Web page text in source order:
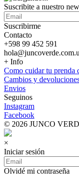
Suscribite a nuestro
Suscribirme
Contacto
+598 99 452 591
+ Info
Como cuidar tu prenda
Cambios y
Envios
Seguinos
Instagram
Facebook
© 2026 JUNCO
×
Iniciar sesión
Olvidé mi contraseña